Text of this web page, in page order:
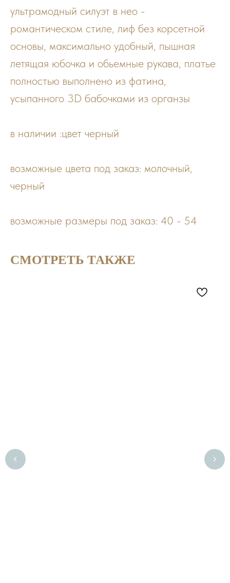
ультрамодный силуэт в нео -
романтическом стиле, лиф без корсетной
основы, максимально удобный, пышная
летящая юбочка и обьемные рукава, платье
полностью выполнено из фатина,
усыпанного 3D бабочками из органзы
в наличии :цвет черный
возможные цвета под заказ: молочный,
черный
возможные размеры под заказ: 40 - 54
СМОТРЕТЬ ТАКЖЕ